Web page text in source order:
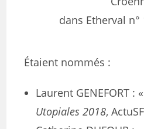
dans Etherval
Étaient nommés :
Laurent GENEFORT :
Utopiales 2018,